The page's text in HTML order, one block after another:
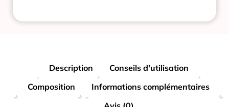
Description
Conseils d'utilisation
Composition
Informations complémentaires